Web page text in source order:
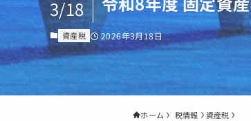
3/18
資産税 2026年3月18日
ホーム
イベント 資産税